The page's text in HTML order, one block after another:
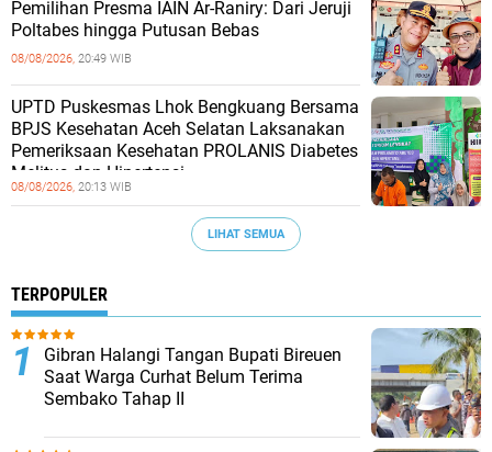
Pemilihan Presma IAIN Ar-Raniry: Dari Jeruji
Poltabes hingga Putusan Bebas
08/08/2026, 20:49 WIB
UPTD Puskesmas Lhok Bengkuang Bersama
BPJS Kesehatan Aceh Selatan Laksanakan
Pemeriksaan Kesehatan PROLANIS Diabetes
Melitus dan Hipertensi
08/08/2026, 20:13 WIB
LIHAT SEMUA
TERPOPULER
Gibran Halangi Tangan Bupati Bireuen
Saat Warga Curhat Belum Terima
Sembako Tahap II